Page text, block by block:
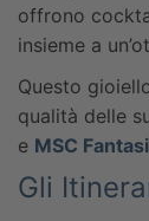
offrono
insieme a
Questo
qualità delle
e MSC
Gli